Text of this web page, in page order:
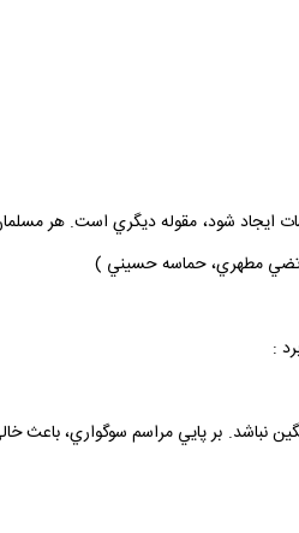
ايجاد شود، مقوله ديگري است. هر
مطهري، حماسه حسيني )
:
بر پايي مراسم سوگواري، باعث